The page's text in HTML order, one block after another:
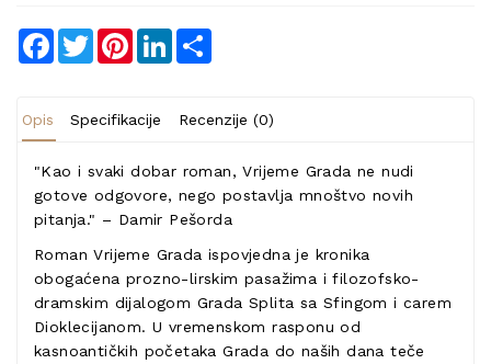
Facebook
TwitterPinterestLinkedIn
Opis Specifikacije Recenzije (0)
"Kao i svaki dobar roman, Vrijeme Grada ne nudi
gotove odgovore, nego postavlja mnoštvo novih
pitanja." – Damir Pešorda
Roman Vrijeme Grada ispovjedna je kronika
obogaćena prozno-lirskim pasažima i filozofsko-
dramskim dijalogom Grada Splita sa Sfingom i carem
Dioklecijanom. U vremenskom rasponu od
kasnoantičkih početaka Grada do naših dana teče